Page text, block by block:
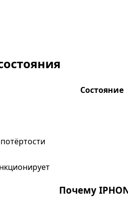
Состояние
Почему